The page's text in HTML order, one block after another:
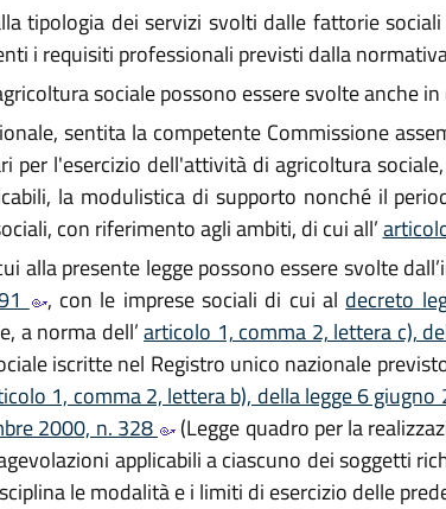
tipologia dei servizi svolti dalle fattorie
i requisiti professionali previsti dalla
sociale possono essere svolte anche
sentita la competente Commissione
per l'esercizio dell'attività di agricoltura
la modulistica di supporto nonché il
con riferimento agli ambiti, di cui all’
alla presente legge possono essere svolte
, con le imprese sociali di cui al decreto
a norma dell’articolo 1, comma 2, lettera c),
iscritte nel Registro unico nazionale
1, comma 2, lettera b), della legge 6 giugno
2000, n. 328
(Legge quadro per la
applicabili a ciascuno dei soggetti
le modalità e i limiti di esercizio delle